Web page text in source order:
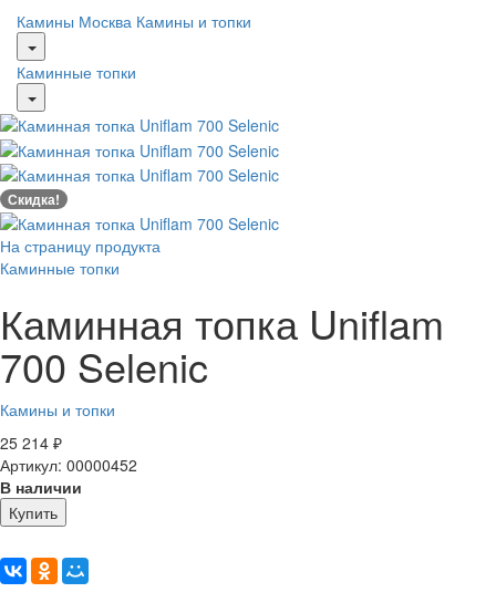
Камины Москва Камины и топки
Каминные топки
Скидка!
На страницу продукта
Каминные топки
Каминная топка Uniflam
700 Selenic
Камины и топки
25 214 ₽
Артикул: 00000452
В наличии
Купить